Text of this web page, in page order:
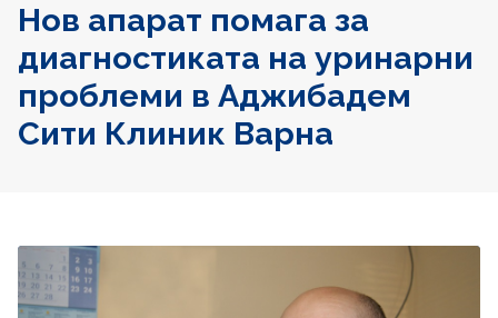
Нов апарат помага за
диагностиката на уринарни
проблеми в Аджибадем
Сити Клиник Варна